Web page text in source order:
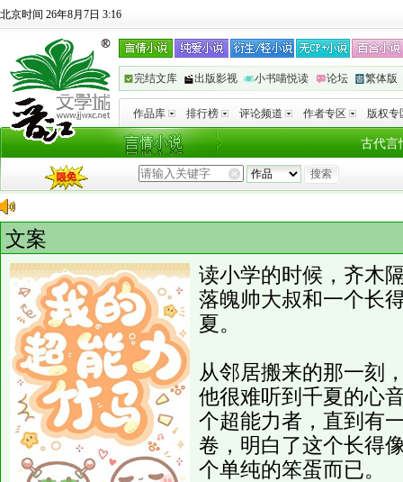
北京时间 26年8月7日 3:16
完结文库 出版影视 小书喵悦读 论坛 繁体版
作品库 排行榜 评论频道 作者专区 版权专
古代言
文案
读小学的时候，齐木
落魄帅大叔和一个长
夏。
从邻居搬来的那一刻
他很难听到千夏的心
个超能力者，直到有
卷，明白了这个长得
个单纯的笨蛋而已。